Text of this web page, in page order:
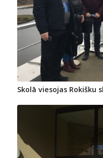
Skolā viesojas Rokišku